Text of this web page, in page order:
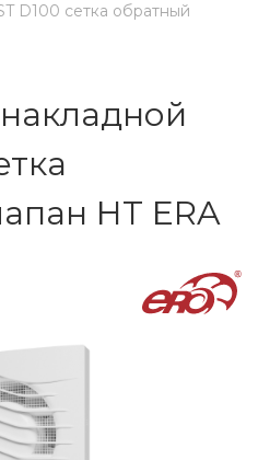
D100 сетка обратный
HT ERA